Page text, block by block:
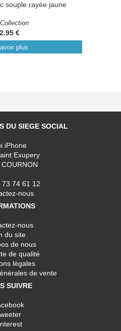
souple rayée jaune
€
plus
DU SIEGE SOCIAL
iPhone
Exupery
73 74 61 12
nous
nous
du site
de nous
de qualité
légales
de vente
SUIVRE